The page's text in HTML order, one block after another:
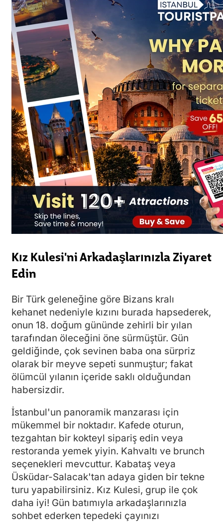
Kız Kulesi'ni Arkadaşlarınızla Ziyaret
Edin
Bir Türk geleneğine göre Bizans kralı
kehanet nedeniyle kızını burada hapsederek,
onun 18. doğum gününde zehirli bir yılan
tarafından öleceğini öne sürmüştür. Gün
geldiğinde, çok sevinen baba ona sürpriz
olarak bir meyve sepeti sunmuştur; fakat
ölümcül yılanın içeride saklı olduğundan
habersizdir.
İstanbul'un panoramik manzarası için
mükemmel bir noktadır. Kafede oturun,
tezgahtan bir kokteyl sipariş edin veya
restoranda yemek yiyin. Kahvaltı ve brunch
seçenekleri mevcuttur. Kabataş veya
Üsküdar-Salacak'tan adaya giden bir tekne
turu yapabilirsiniz. Kız Kulesi, grup ile çok
daha iyi! Gün batımıyla arkadaşlarınızla
sohbet ederken tepedeki çayınızı